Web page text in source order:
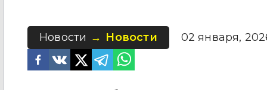
Новости Новости 02 января,